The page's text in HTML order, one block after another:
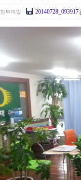
첨부파일